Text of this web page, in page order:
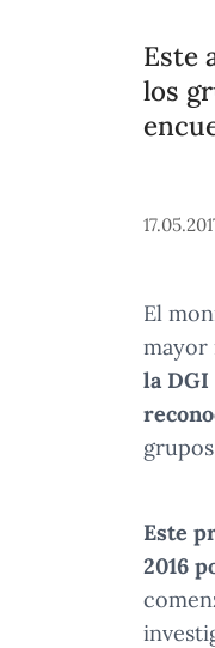
Este
los
El
mayor
la DGI
Este
2016